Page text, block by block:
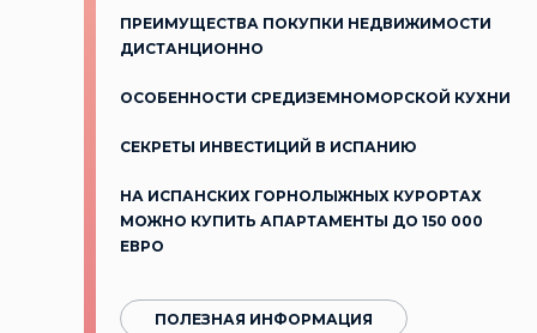
ПРЕИМУЩЕСТВА ПОКУПКИ НЕДВИЖИМОСТИ
ДИСТАНЦИОННО
ОСОБЕННОСТИ СРЕДИЗЕМНОМОРСКОЙ КУХНИ
СЕКРЕТЫ ИНВЕСТИЦИЙ В ИСПАНИЮ
НА ИСПАНСКИХ ГОРНОЛЫЖНЫХ КУРОРТАХ
МОЖНО КУПИТЬ АПАРТАМЕНТЫ ДО 150 000
ЕВРО
ПОЛЕЗНАЯ ИНФОРМАЦИЯ